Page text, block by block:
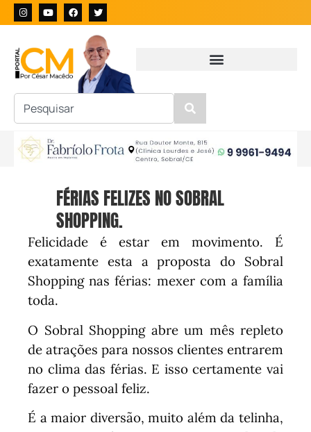
FÉRIAS FELIZES NO SOBRAL
SHOPPING.
Felicidade é estar em movimento. É
exatamente esta a proposta do Sobral
Shopping nas férias: mexer com a família
toda.
O Sobral Shopping abre um mês repleto
de atrações para nossos clientes entrarem
no clima das férias. E isso certamente vai
fazer o pessoal feliz.
É a maior diversão, muito além da telinha,